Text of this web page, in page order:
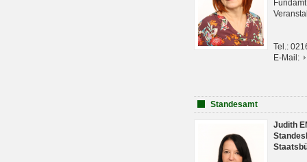
Tel.:
E-Mail:
Standesamt
Judith